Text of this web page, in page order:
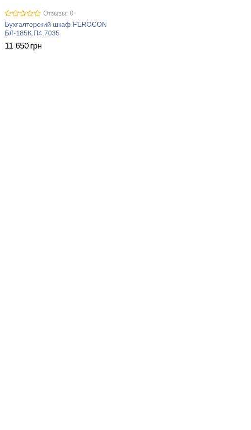
Отзывы: 0
Бухгалтерский шкаф FEROCON
БЛ-185К.П4.7035
11 650 грн